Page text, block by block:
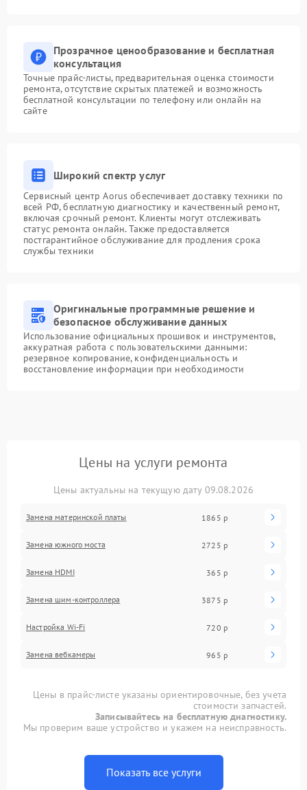
Прозрачное ценообразование и бесплатная
консультация
Точные прайс-листы, предварительная оценка стоимости
ремонта, отсутствие скрытых платежей и возможность
бесплатной консультации по телефону или онлайн на
сайте
Широкий спектр услуг
Сервисный центр Aorus обеспечивает доставку техники по
всей РФ, бесплатную диагностику и качественный ремонт,
включая срочный ремонт. Клиенты могут отслеживать
статус ремонта онлайн. Также предоставляется
постгарантийное обслуживание для продления срока
службы техники
Оригинальные программные решение и
безопасное обслуживание данных
Использование официальных прошивок и инструментов,
аккуратная работа с пользовательскими данными:
резервное копирование, конфиденциальность и
восстановление информации при необходимости
Цены на услуги ремонта
Цены актуальны на текущую дату 09.08.2026
Замена материнской платы 1865 р
Замена южного моста 2725 р
Замена HDMI 365 р
Замена шим-контроллера 3875 р
Настройка Wi-Fi 720 р
Замена вебкамеры 965 р
Цены в прайс-листе указаны ориентировочные, без учета
стоимости запчастей.
Записывайтесь на бесплатную диагностику.
Мы проверим ваше устройство и укажем на неисправность.
Показать все услуги